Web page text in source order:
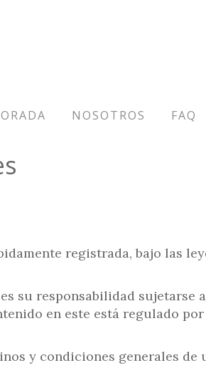
NOSOTROS FAQ
registrada, bajo las
su responsabilidad sujetarse
en este está regulado
y condiciones generales de